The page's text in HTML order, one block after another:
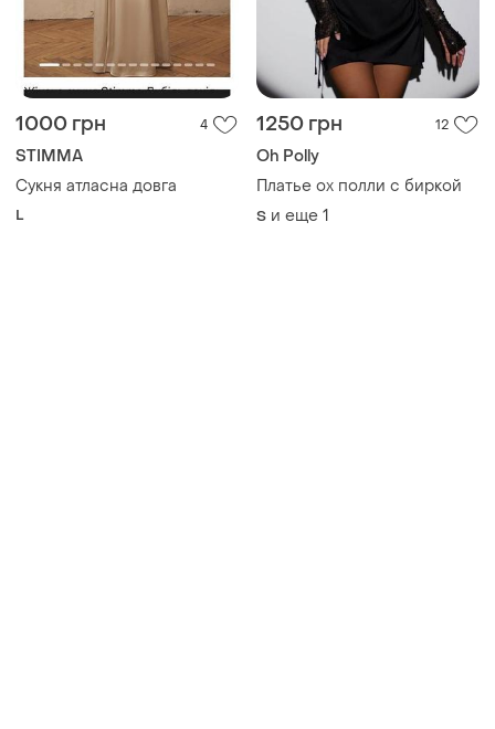
1000 грн 4
STIMMA
Сукня атласна довга
L
1250 грн 12
Oh Polly
Платье ох полли с биркой
S и еще 1